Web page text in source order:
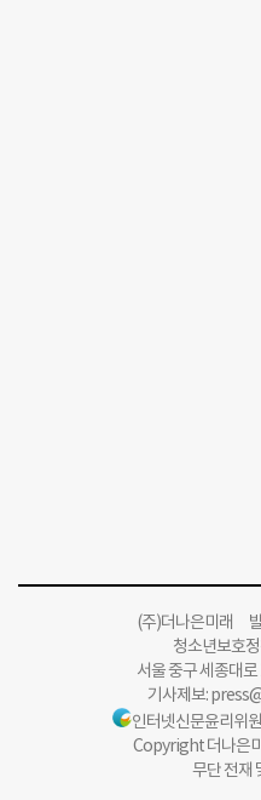
(주)더나은미래
청소년보호
서울 중구 세종대
기사제보:
인터넷신문윤리위
Copyright 더나은
무단 전재